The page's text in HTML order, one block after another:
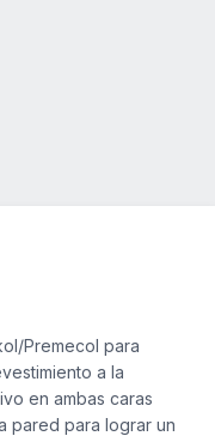
Premecol para
a la
en ambas caras
pared para lograr un